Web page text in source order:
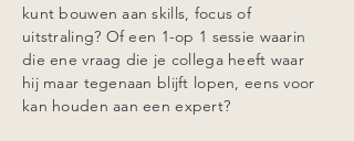
kunt bouwen aan skills, focus of
uitstraling? Of een 1-op 1 sessie waarin
die ene vraag die je collega heeft waar
hij maar tegenaan blijft lopen, eens voor
kan houden aan een expert?